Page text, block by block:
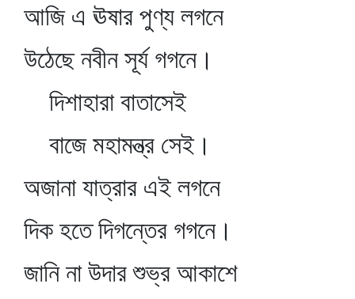
আজি এ ঊষার পুণ্য লগনে
উঠেছে নবীন সূর্য গগনে।
দিশাহারা বাতাসেই
বাজে মহামন্ত্র সেই।
অজানা যাত্রার এই লগনে
দিক হতে দিগন্তের গগনে।
জানি না উদার শুভ্র আকাশে